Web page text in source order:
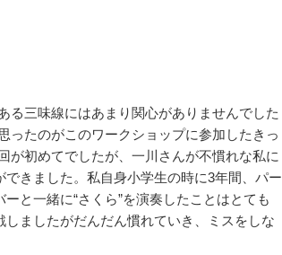
三味線にはあまり関心がありませんでした
ったのがこのワークショップに参加したきっ
初めてでしたが、一川さんが不慣れな私に
きました。私自身小学生の時に3年間、パー
と一緒に“さくら”を演奏したことはとても
ましたがだんだん慣れていき、ミスをしな